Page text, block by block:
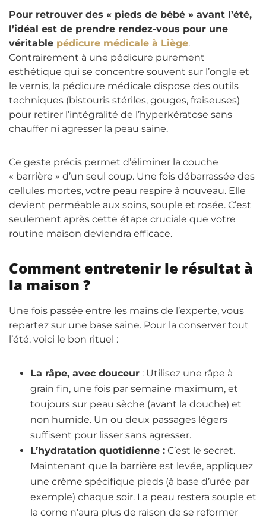
Pour retrouver des « pieds de bébé » avant l’été,
l’idéal est de prendre rendez-vous pour une
véritable pédicure médicale à Liège.
Contrairement à une pédicure purement
esthétique qui se concentre souvent sur l’ongle et
le vernis, la pédicure médicale dispose des outils
techniques (bistouris stériles, gouges, fraiseuses)
pour retirer l’intégralité de l’hyperkératose sans
chauffer ni agresser la peau saine.
Ce geste précis permet d’éliminer la couche
« barrière » d’un seul coup. Une fois débarrassée des
cellules mortes, votre peau respire à nouveau. Elle
devient perméable aux soins, souple et rosée. C’est
seulement après cette étape cruciale que votre
routine maison deviendra efficace.
Comment entretenir le résultat à
la maison ?
Une fois passée entre les mains de l’experte, vous
repartez sur une base saine. Pour la conserver tout
l’été, voici le bon rituel :
La râpe, avec douceur : Utilisez une râpe à
grain fin, une fois par semaine maximum, et
toujours sur peau sèche (avant la douche) et
non humide. Un ou deux passages légers
suffisent pour lisser sans agresser.
L’hydratation quotidienne : C’est le secret.
Maintenant que la barrière est levée, appliquez
une crème spécifique pieds (à base d’urée par
exemple) chaque soir. La peau restera souple et
la corne n’aura plus de raison de se reformer